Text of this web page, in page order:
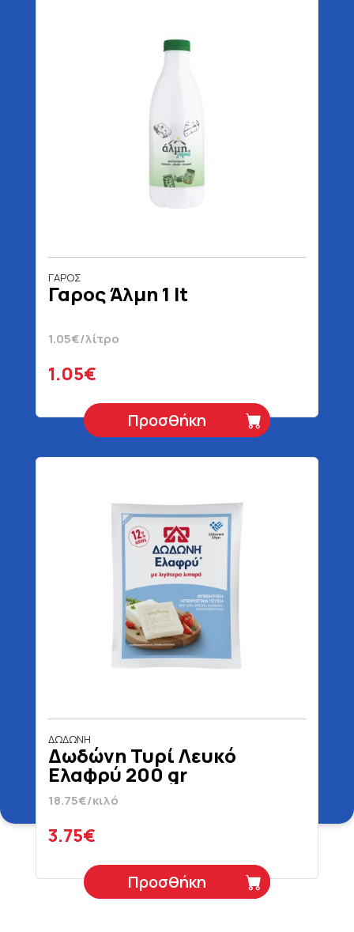
ΓΑΡΟΣ
Γαρος Άλμη 1 lt
1.05€/λίτρο
1.05€
Προσθήκη
ΔΩΔΩΝΗ
Δωδώνη Τυρί Λευκό
Ελαφρύ 200 gr
18.75€/κιλό
3.75€
Προσθήκη